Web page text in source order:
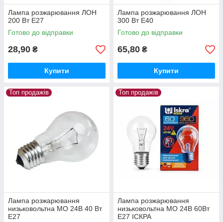
Лампа розжарювання ЛОН
200 Вт Е27
Готово до відправки
28,90 ₴
Купити
Лампа розжарювання ЛОН
300 Вт Е40
Готово до відправки
65,80 ₴
Купити
Топ продажів
Лампа розжарювання
низьковольтна МО 24В 40 Вт
Е27
Топ продажів
Лампа розжарювання
низьковольтна МО 24В 60Вт
Е27 ІСКРА